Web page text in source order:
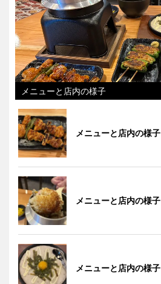
メニューと店内の様子
メニューと店内の様子
メニューと店内の様子
メニューと店内の様子